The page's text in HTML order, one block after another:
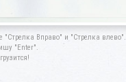
"Стрелка Вправо" и "Стрелка влево".
"Enter".